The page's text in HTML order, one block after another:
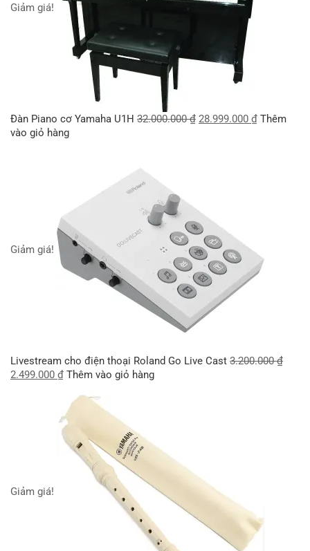
Giảm giá!
Đàn Piano cơ Yamaha U1H 32.000.000₫ 28.999.000 ₫ Thêm
vào giỏ hàng
Giảm giá!
Livestream cho điện thoại Roland Go Live Cast 3.200.000₫
2.499.000 ₫ Thêm vào giỏ hàng
Giảm giá!